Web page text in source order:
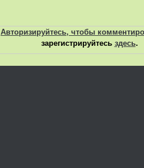
Авторизируйтесь, чтобы
зарегистрируйтесь здесь.